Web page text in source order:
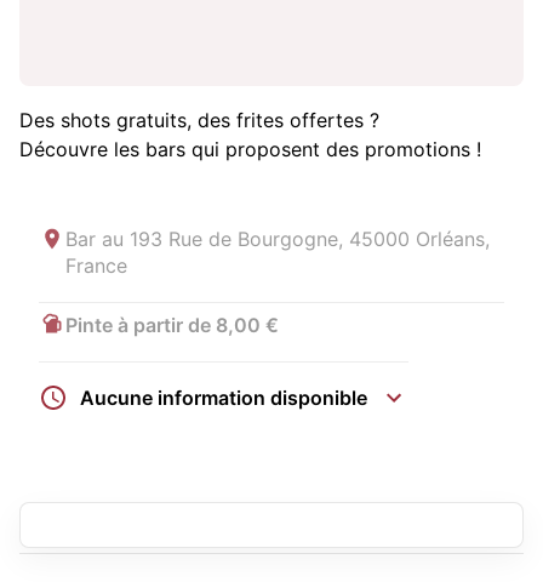
Des shots gratuits, des frites offertes ?
Découvre les bars qui proposent des promotions !
Bar au 193 Rue de Bourgogne, 45000 Orléans,
France
Pinte à partir de 8,00 €
Aucune information disponible